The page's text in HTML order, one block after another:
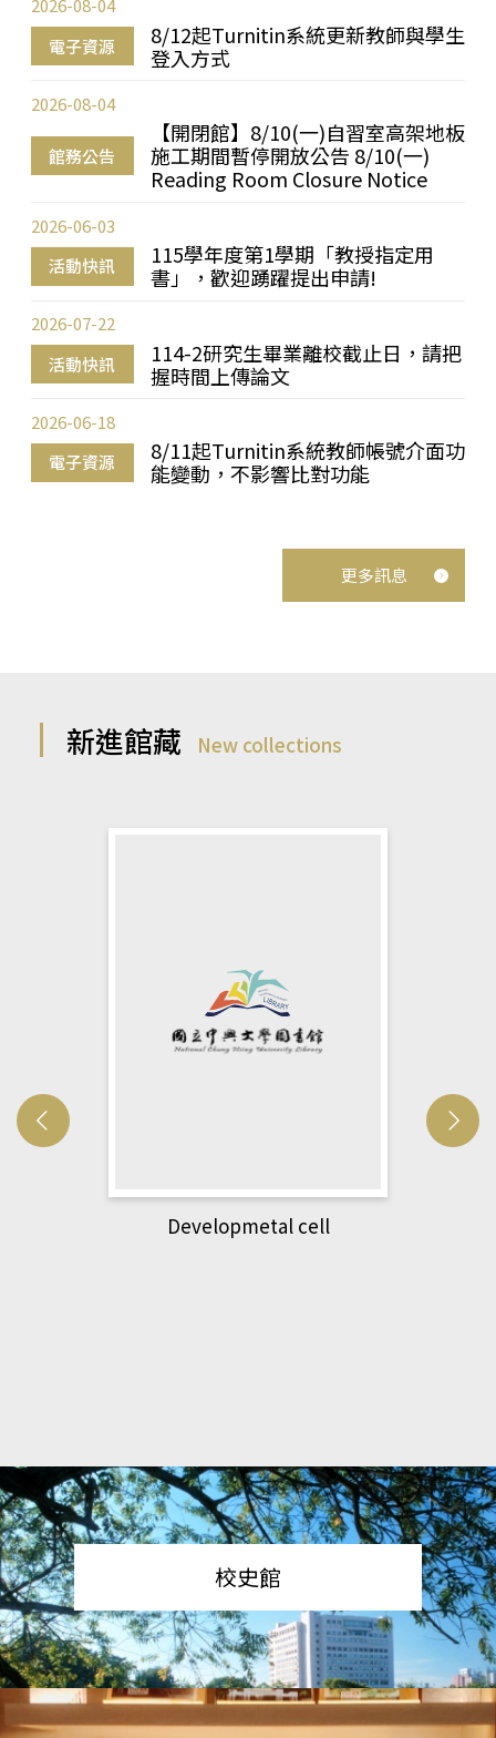
電子資源
8/12起Turnitin系統更新教師與學生
登入方式
2026-08-04
館務公告
【開閉館】8/10(一)自習室高架地板
施工期間暫停開放公告 8/10(一)
Reading Room Closure Notice
2026-08-04
活動快訊
115學年度第1學期「教授指定用
書」，歡迎踴躍提出申請!
2026-06-03
活動快訊
114-2研究生畢業離校截止日，請把
握時間上傳論文
2026-07-22
電子資源
8/11起Turnitin系統教師帳號介面功
能變動，不影響比對功能
2026-06-18
更多訊息
新進館藏 New collections
Developmetal cell
校史館